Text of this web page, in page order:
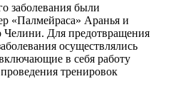
заболевания были
«Палмейраса» Аранья и
Для предотвращения
осуществлялись
в себя работу
тренировок